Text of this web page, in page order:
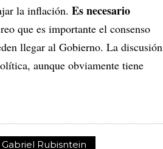
la inflación. Es necesario
que es importante el consenso
llegar al Gobierno. La discusión
aunque obviamente tiene
Gabriel Rubisntein